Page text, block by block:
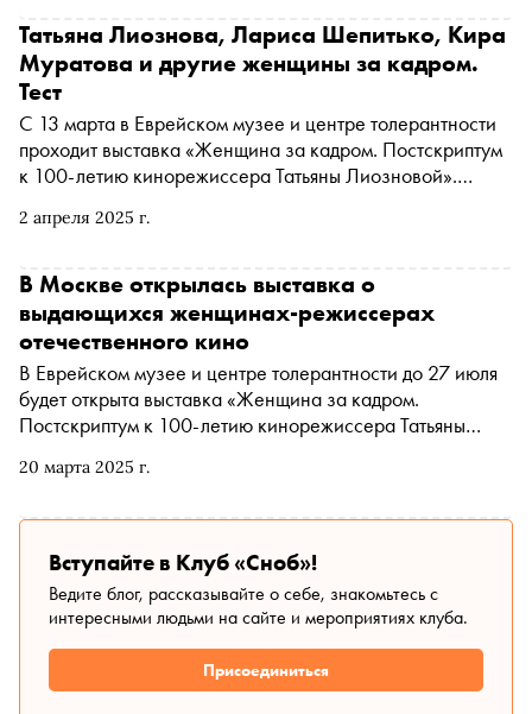
2 апреля 2025 г.
Татьяна Лиознова, Лариса Шепитько, Кира
Муратова и другие женщины за кадром.
Тест
С 13 марта в Еврейском музее и центре толерантности
проходит выставка «Женщина за кадром. Постскриптум
к 100-летию кинорежиссера Татьяны Лиозновой».
кинематографа с точки зрения работавших в
только о творческом пути Татьяны Лиозновой,
режиссера фильмов «Три тополя на Плющихе»,
«Карнавал» и сериала «Семнадцать мгновений весны»,
но и о работах еще десяти отечественных женщин-
режиссеров: от Ольги Преображенской, начинавшей
путь в кино еще до революции, и постановщицы
легендарной киносказки «Золушка» Надежды
Кошеверовой до современниц Татьяны Лиозновой —
Асановой . Выставка также включает в себя
представительницы современного поколения женщин-
режиссеров — Вера Сторожева, Анна Меликян,
Клавдия Коршунова и Зака Абдрахманова. Специально
к открытию выставки «Сноб» составил тест на знание
работ отечественных женщин-режиссеров прошлого и
нового веков
20 марта 2025 г.
В Москве открылась выставка о
выдающихся женщинах-режиссерах
отечественного кино
В Еврейском музее и центре толерантности до 27 июля
будет открыта выставка «Женщина за кадром.
Постскриптум к 100-летию кинорежиссера Татьяны
отечественного кинематографа с точки зрения женщин,
Вступайте в Клуб «Сноб»!
Ведите блог, рассказывайте о себе, знакомьтесь с
интересными людьми на сайте и мероприятиях клуба.
Присоединиться